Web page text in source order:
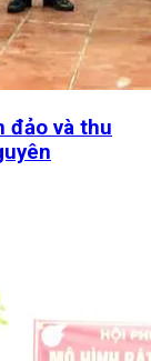
đảo và thu